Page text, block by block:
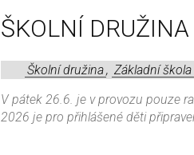
ŠKOLNÍ
Školní družina, Základní škola
V pátek 26.6. je v provozu pouze
2026 je pro přihlášené děti